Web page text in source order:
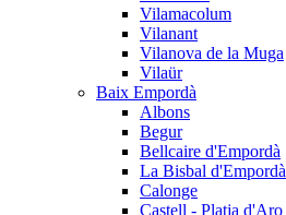
Vilamacolum
Vilanant
Vilanova de la Muga
Vilaür
Baix Empordà
Albons
Begur
Bellcaire d'Empordà
La Bisbal d'Empordà
Calonge
Castell - Platja d'Aro